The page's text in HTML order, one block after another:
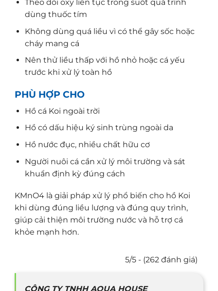
Theo dõi oxy liên tục trong suốt quá trình
dùng thuốc tím
Không dùng quá liều vì có thể gây sốc hoặc
cháy mang cá
Nên thử liều thấp với hồ nhỏ hoặc cá yếu
trước khi xử lý toàn hồ
PHÙ HỢP CHO
Hồ cá Koi ngoài trời
Hồ có dấu hiệu ký sinh trùng ngoài da
Hồ nước đục, nhiều chất hữu cơ
Người nuôi cá cần xử lý môi trường và sát
khuẩn định kỳ đúng cách
KMnO4 là giải pháp xử lý phổ biến cho hồ Koi
khi dùng đúng liều lượng và đúng quy trình,
giúp cải thiện môi trường nước và hỗ trợ cá
khỏe mạnh hơn.
5/5 - (262 đánh giá)
CÔNG TY TNHH AQUA HOUSE